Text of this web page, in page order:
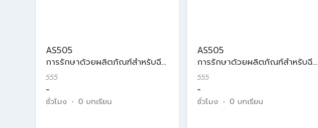
AS505
การรักษาด้วยผลิตภัณฑ์สำหรับฉีด
ในเวชศาสตร์ความงาม
555
-
ชั่วโมง · 0 บทเรียน
AS505
การรักษาด้วยผลิตภัณฑ์สำหรับฉีด
ในเวชศาสตร์ความงาม
555
-
ชั่วโมง · 0 บทเรียน